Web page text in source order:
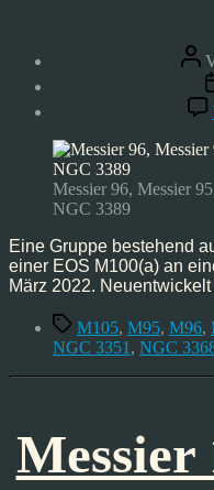
Messier 96, Messier
NGC 3389
Eine Gruppe bestehend
einer EOS M100(a) an
März 2022.
Schlagwörter
M105, M95, M96,
NGC 3351 , NGC
Messier